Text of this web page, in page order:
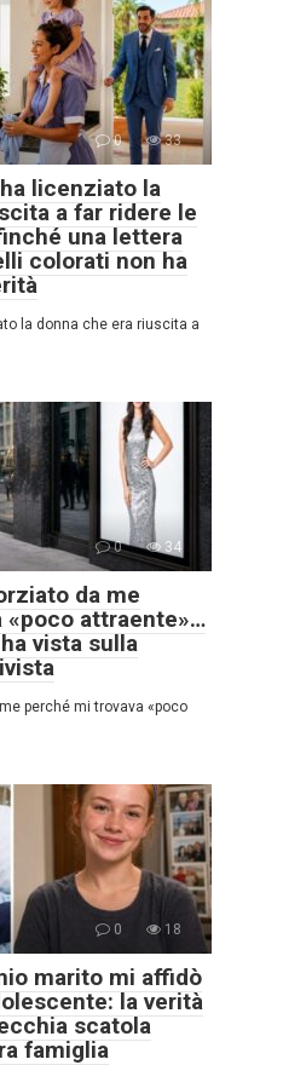
0 33
licenziato la
a far ridere le
una lettera
colorati non ha
la donna che era riuscita a
0 34
da me
«poco attraente»…
vista sulla
perché mi trovava «poco
0 18
marito mi affidò
la verità
scatola
famiglia